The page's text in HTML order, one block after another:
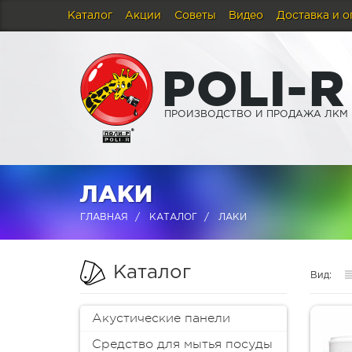
Каталог Акции Советы Видео Доставка и
POLI-R
ПРОИЗВОДСТВО И ПРОДАЖА ЛКМ
ЛАКИ
ГЛАВНАЯ КАТАЛОГ ЛАКИ
Каталог
Акустические панели
Средство для мытья посуды
Вид: